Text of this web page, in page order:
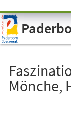
Visuelle
Assistenzsoftware
öffnen.
Mönche,